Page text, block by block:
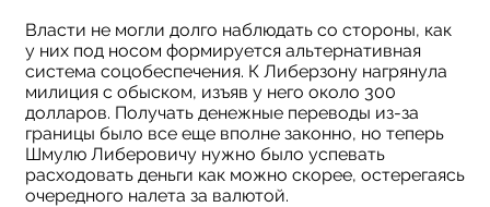
Власти не могли долго наблюдать со стороны, как
у них под носом формируется альтернативная
система соцобеспечения. К Либерзону нагрянула
милиция с обыском, изъяв у него около 300
долларов. Получать денежные переводы из-за
границы было все еще вполне законно, но теперь
Шмулю Либеровичу нужно было успевать
расходовать деньги как можно скорее, остерегаясь
очередного налета за валютой.